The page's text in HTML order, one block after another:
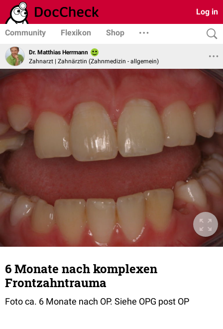
Log in
Community Flexikon Shop
Dr. Matthias Herrmann
Zahnarzt | Zahnärztin (Zahnmedizin - allgemein)
6 Monate nach komplexen
Frontzahntrauma
Foto ca. 6 Monate nach OP. Siehe OPG post OP